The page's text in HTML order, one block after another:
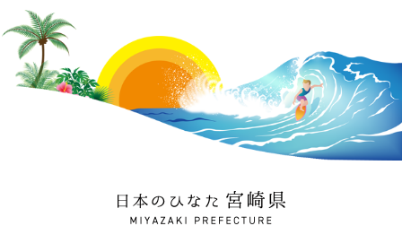
日本のひなた 宮崎県
MIYAZAKI PREFECTURE